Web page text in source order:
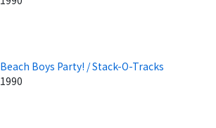
Beach Boys Party! / Stack-O-Tracks
1990